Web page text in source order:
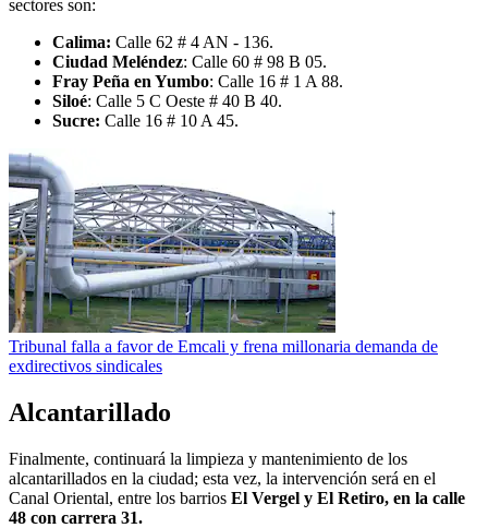
sectores son:
Calima: Calle 62 # 4 AN - 136.
Ciudad Meléndez: Calle 60 # 98 B 05.
Fray Peña en Yumbo: Calle 16 # 1 A 88.
Siloé: Calle 5 C Oeste # 40 B 40.
Sucre: Calle 16 # 10 A 45.
Tribunal falla a favor de Emcali y frena millonaria demanda de
exdirectivos sindicales
Alcantarillado
Finalmente, continuará la limpieza y mantenimiento de los
alcantarillados en la ciudad; esta vez, la intervención será en el
Canal Oriental, entre los barrios El Vergel y El Retiro, en la calle
48 con carrera 31.